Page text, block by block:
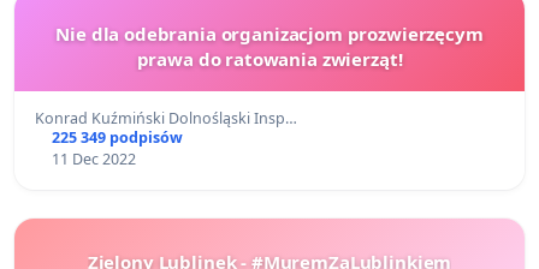
Nie dla odebrania organizacjom prozwierzęcym
prawa do ratowania zwierząt!
Konrad Kuźmiński Dolnośląski Insp…
225 349 podpisów
11 Dec 2022
Zielony Lublinek - #MuremZaLublinkiem